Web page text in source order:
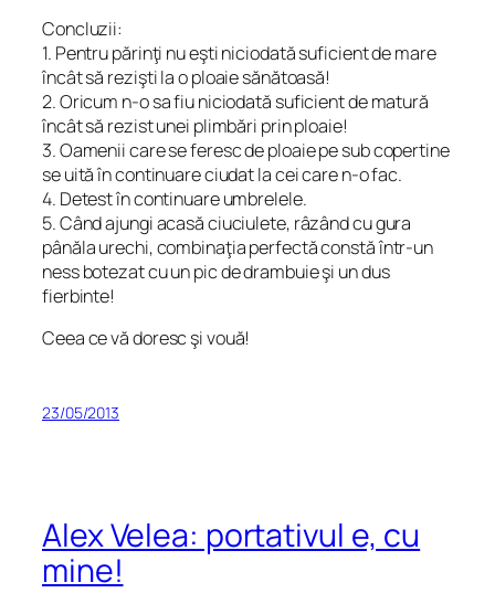
Concluzii:
1. Pentru părinţi nu eşti niciodată suficient de mare
încât să rezişti la o ploaie sănătoasă!
2. Oricum n-o sa fiu niciodată suficient de matură
încât să rezist unei plimbări prin ploaie!
3. Oamenii care se feresc de ploaie pe sub copertine
se uită în continuare ciudat la cei care n-o fac.
4. Detest în continuare umbrelele.
5. Când ajungi acasă ciuciulete, râzând cu gura
pânăla urechi, combinaţia perfectă constă într-un
ness botezat cu un pic de drambuie şi un dus
fierbinte!
Ceea ce vă doresc şi vouă!
23/05/2013
Alex Velea: portativul e, cu
mine!